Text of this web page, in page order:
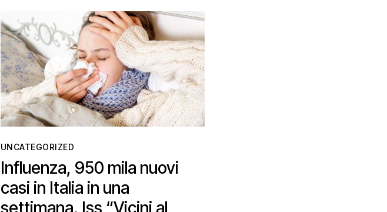
UNCATEGORIZED
Influenza, 950 mila nuovi
casi in Italia in una